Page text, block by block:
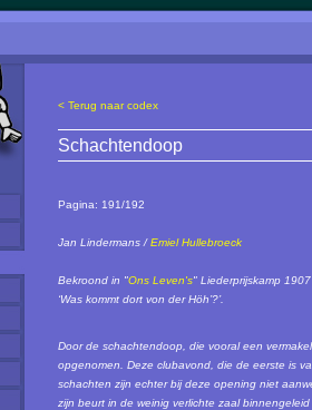
< Terug naar codex
Schachtendoop
Pagina: 191/192
Jan Lindermans /Emiel Hullebroeck
Bekroond in "Ons Leven's" Liederprijskamp 1907
‘Was kommt dort von der Höh’?’.
Door de schachtendoop, die vooral een
opgenomen. Deze clubavond, die de eerste is
schachten zijn echter bij deze opening niet
zijn beurt in de weinig verlichte zaal